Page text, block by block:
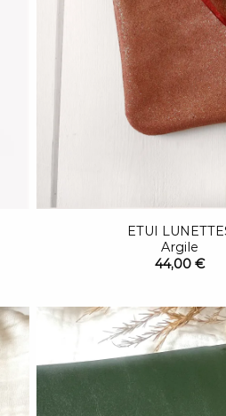
ETUI
Argile
44,00 €